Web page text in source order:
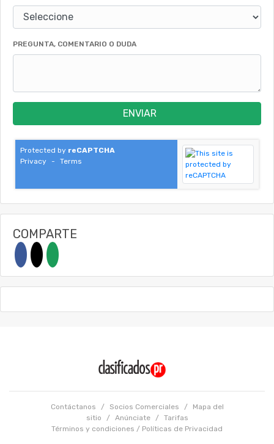
PREGUNTA, COMENTARIO O DUDA
ENVIAR
Protected by reCAPTCHA
Privacy
- Terms
COMPARTE
Contáctanos / Socios Comerciales /
Mapa del
sitio
/ Anúnciate /
Tarifas
Términos y condiciones / Políticas de Privacidad